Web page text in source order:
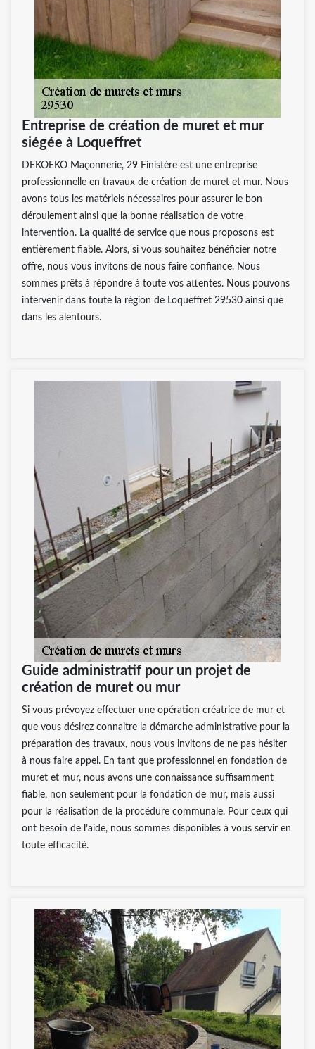
Entreprise de création de muret et mur
siégée à Loqueffret
DEKOEKO Maçonnerie, 29 Finistère est une entreprise
professionnelle en travaux de création de muret et mur. Nous
avons tous les matériels nécessaires pour assurer le bon
déroulement ainsi que la bonne réalisation de votre
intervention. La qualité de service que nous proposons est
entièrement fiable. Alors, si vous souhaitez bénéficier notre
offre, nous vous invitons de nous faire confiance. Nous
sommes prêts à répondre à toute vos attentes. Nous pouvons
intervenir dans toute la région de Loqueffret 29530 ainsi que
dans les alentours.
Guide administratif pour un projet de
création de muret ou mur
Si vous prévoyez effectuer une opération créatrice de mur et
que vous désirez connaitre la démarche administrative pour la
préparation des travaux, nous vous invitons de ne pas hésiter
à nous faire appel. En tant que professionnel en fondation de
muret et mur, nous avons une connaissance suffisamment
fiable, non seulement pour la fondation de mur, mais aussi
pour la réalisation de la procédure communale. Pour ceux qui
ont besoin de l’aide, nous sommes disponibles à vous servir en
toute efficacité.